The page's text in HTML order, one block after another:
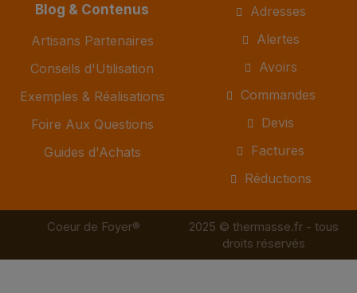
Blog & Contenus
Artisans Partenaires
Conseils d'Utilisation
Exemples & Réalisations
Foire Aux Questions
Guides d'Achats
Adresses
Alertes
Avoirs
Commandes
Devis
Factures
Réductions
Coeur de Foyer®
2025 © thermasse.fr - tous
droits réservés